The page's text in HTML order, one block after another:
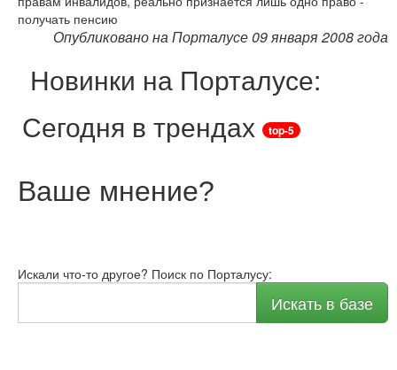
получать пенсию
Опубликовано на Порталусе 09 января 2008 года
Новинки на Порталусе:
Сегодня в трендах
top-5
Ваше мнение?
Искали что-то другое? Поиск по Порталусу:
Искать в базе